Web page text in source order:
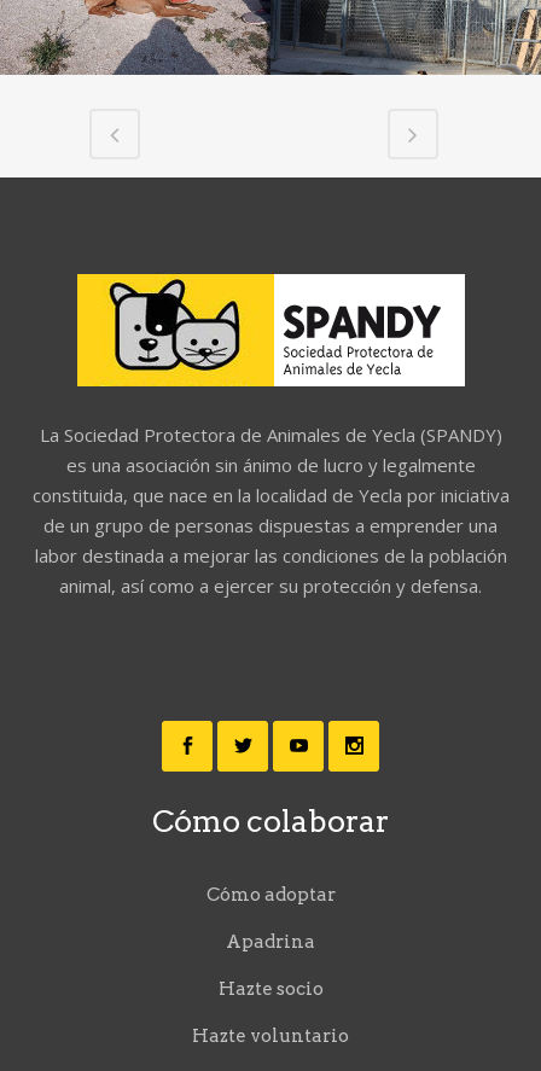
La Sociedad Protectora de Animales de Yecla (SPANDY)
es una asociación sin ánimo de lucro y legalmente
constituida, que nace en la localidad de Yecla por iniciativa
de un grupo de personas dispuestas a emprender una
labor destinada a mejorar las condiciones de la población
animal, así como a ejercer su protección y defensa.
Cómo colaborar
Cómo adoptar
Apadrina
Hazte socio
Hazte voluntario